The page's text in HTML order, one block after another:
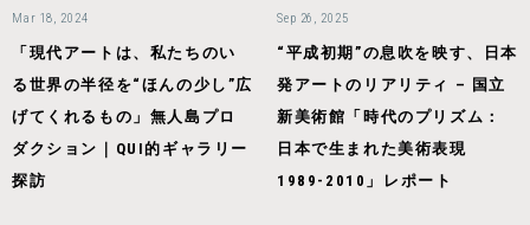
Mar 18, 2024
「現代アートは、私たちのい
る世界の半径を“ほんの少し”広
げてくれるもの」無人島プロ
ダクション｜QUI的ギャラリー
探訪
Sep 26, 2025
“平成初期”の息吹を映す、日本
発アートのリアリティ – 国立
新美術館「時代のプリズム：
日本で生まれた美術表現
1989-2010」レポート